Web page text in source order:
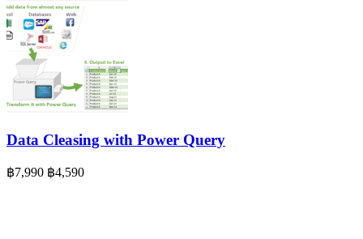
Data Cleasing with Power Query
฿7,990 ฿4,590